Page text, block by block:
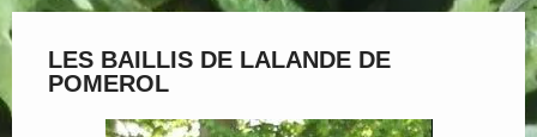
LES BAILLIS DE LALANDE DE
POMEROL